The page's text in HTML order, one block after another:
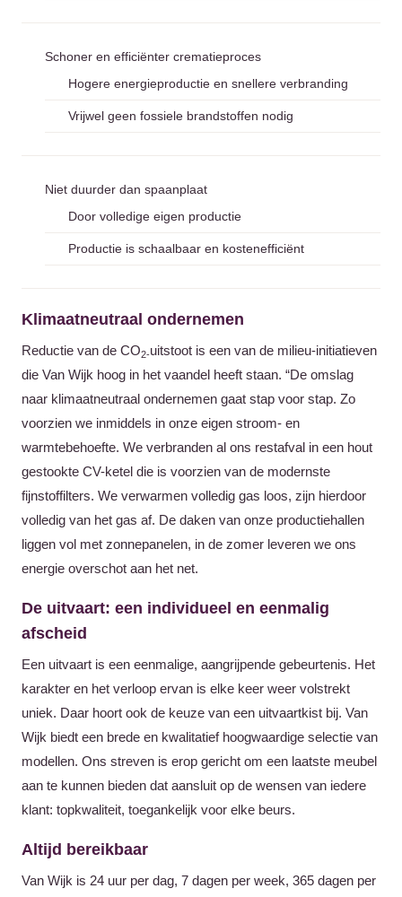
Schoner en efficiënter crematieproces
Hogere energieproductie en snellere verbranding
Vrijwel geen fossiele brandstoffen nodig
Niet duurder dan spaanplaat
Door volledige eigen productie
Productie is schaalbaar en kostenefficiënt
Klimaatneutraal ondernemen
Reductie van de CO2-uitstoot is een van de milieu-initiatieven
die Van Wijk hoog in het vaandel heeft staan. “De omslag
naar klimaatneutraal ondernemen gaat stap voor stap. Zo
voorzien we inmiddels in onze eigen stroom- en
warmtebehoefte. We verbranden al ons restafval in een hout
gestookte CV-ketel die is voorzien van de modernste
fijnstoffilters. We verwarmen volledig gas loos, zijn hierdoor
volledig van het gas af. De daken van onze productiehallen
liggen vol met zonnepanelen, in de zomer leveren we ons
energie overschot aan het net.
De uitvaart: een individueel en eenmalig
afscheid
Een uitvaart is een eenmalige, aangrijpende gebeurtenis. Het
karakter en het verloop ervan is elke keer weer volstrekt
uniek. Daar hoort ook de keuze van een uitvaartkist bij. Van
Wijk biedt een brede en kwalitatief hoogwaardige selectie van
modellen. Ons streven is erop gericht om een laatste meubel
aan te kunnen bieden dat aansluit op de wensen van iedere
klant: top­kwaliteit, toegankelijk voor elke beurs.
Altijd bereikbaar
Van Wijk is 24 uur per dag, 7 dagen per week, 365 dagen per